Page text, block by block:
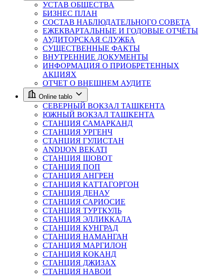
УСТАВ ОБЩЕСТВА
БИЗНЕС ПЛАН
СОСТАВ НАБЛЮДАТЕЛЬНОГО СОВЕТА
ЕЖЕКВАРТАЛЬНЫЕ И ГОДОВЫЕ ОТЧЁТЫ
АУДИТОРСКАЯ СЛУЖБА
СУЩЕСТВЕННЫЕ ФАКТЫ
ВНУТРЕННИЕ ДОКУМЕНТЫ
ИНФОРМАЦИЯ О ПРИОБРЕТЕННЫХ
АКЦИЯХ
ОТЧЕТ О ВНЕШНЕМ АУДИТЕ
Online tablo
СЕВЕРНЫЙ ВОКЗАЛ ТАШКЕНТА
ЮЖНЫЙ ВОКЗАЛ ТАШКЕНТА
СТАНЦИЯ САМАРКАНД
СТАНЦИЯ УРГЕНЧ
СТАНЦИЯ ГУЛИСТАН
ANDIJON BEKATI
СТАНЦИЯ ШОВОТ
СТАНЦИЯ ПОП
СТАНЦИЯ АНГРЕН
СТАНЦИЯ КАТТАГОРГОН
СТАНЦИЯ ДЕНАУ
СТАНЦИЯ САРИОСИЕ
СТАНЦИЯ ТУРТКУЛЬ
СТАНЦИЯ ЭЛЛИККАЛА
СТАНЦИЯ КУНГРАД
СТАНЦИЯ НАМАНГАН
СТАНЦИЯ МАРГИЛОН
СТАНЦИЯ КОКАНД
СТАНЦИЯ ДЖИЗАХ
СТАНЦИЯ НАВОИ